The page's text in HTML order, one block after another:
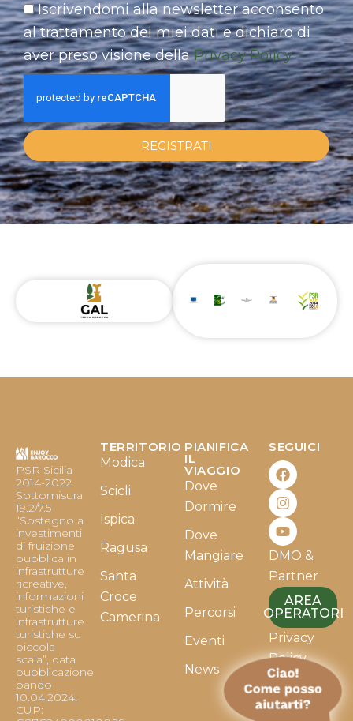
Iscrivendomi alla newsletter acconsento
al trattamento dei miei dati e dichiaro di
aver preso visione dellaPrivacy Policy
REGISTRATI
PSR Sicilia
2014-2022
Sottomisura
19.2/7.5
“Sostegno a
investimenti
di fruizione
pubblica in
infrastrutture
ricreative,
informazioni
turistiche e
infrastrutture
turistiche su
piccola
scala”, data
pubblicazione
bando
10.04.2024.
CUP:
TERRITORIO
Modica
Scicli
Ispica
Ragusa
Santa
Croce
Camerina
PIANIFICA
IL
VIAGGIO
Dove
Dormire
Dove
Mangiare
Attività
Percorsi
Eventi
News
SEGUICI
F
a
c
e
b
o
o
k
I
n
s
t
a
g
r
a
m
Y
o
u
t
u
b
e
DMO &
Partner
AREA
OPERATORI
Privacy
Policy
Cookie
Policy